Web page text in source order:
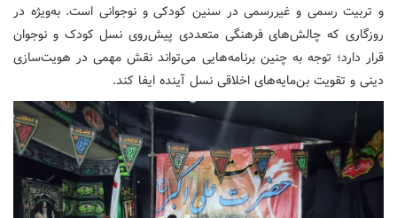
و تربیت رسمی و غیررسمی در سنین کودکی و نوجوانی است. به‌ویژه در
روزگاری که چالش‌های فرهنگی متعددی پیش‌روی نسل کودک و نوجوان
قرار دارد؛ توجه به چنین برنامه‌هایی می‌تواند نقش مهمی در هویت‌سازی
دینی و تقویت بن‌مایه‌های اخلاقی نسل آینده ایفا کند.